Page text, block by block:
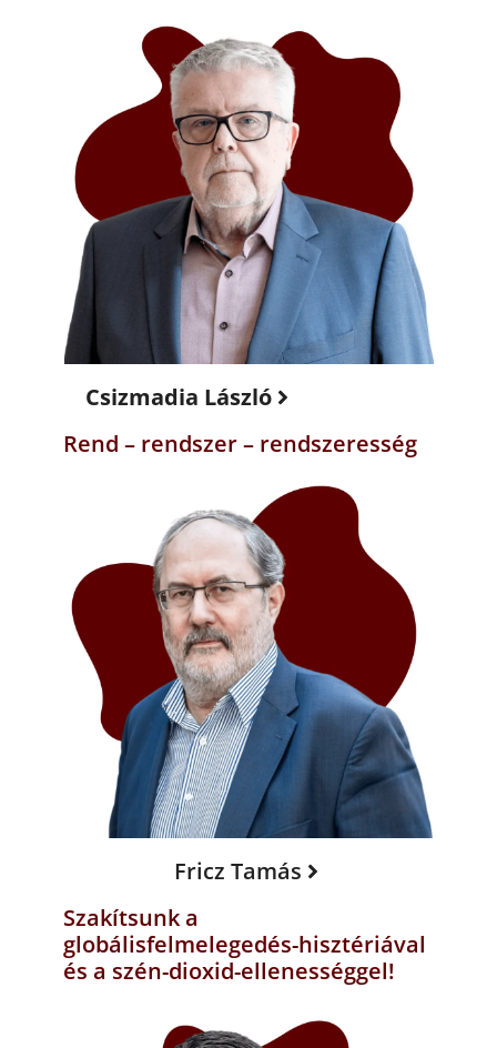
Csizmadia László
Rend – rendszer – rendszeresség
Fricz Tamás
Szakítsunk a
globálisfelmelegedés-hisztériával
és a szén-dioxid-ellenességgel!